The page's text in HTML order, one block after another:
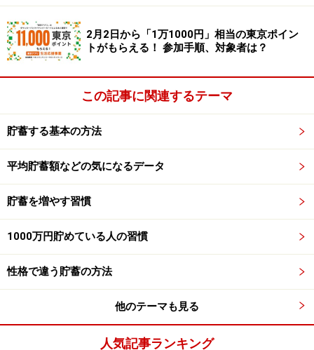
正解。値段だけではなく、「本当にすべて使い切れる
か」「保管場所はあるか」ということも併せて、考えて
買うようにしましょう。
2. 送料無料につられて買わない
最近、ますますネットショッピングをする機会が増えて
円で送料無料」などと、金額に応じて送料が無料になる
ことも多いですよね。
ところが、この“送料無料”という言葉に要注意。送料を
無料にするために、欲しくないものまで買ってしまうケ
ースがあるからです。
例えば、ネットで洋服を買って、「あと2500円で送料無
2月2日から「1万1000円」相当の東京ポイン
トがもらえる！ 参加手順、対象者は？
この記事に関連するテーマ
貯蓄する基本の方法
平均貯蓄額などの気になるデータ
貯蓄を増やす習慣
1000万円貯めている人の習慣
性格で違う貯蓄の方法
他のテーマも見る
人気記事ランキング